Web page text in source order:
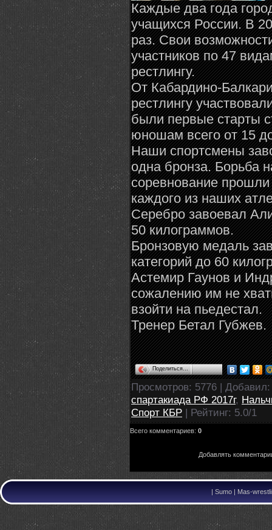
Каждые два года
учащихся России. В
раз. Свои
участников по 47
рестлингу.
От Кабардино-
рестлингу
были первые старты
юношам всего от 15
Наши спортсмены
одна бронза. Борьба
соревнование прошли
каждого из наших
Серебро завоевал
50 килограммов.
Бронзовую медаль
категорий до 60
Астемир Гаунов и
сожалению им не
взойти на пьедестал.
Тренер Бетал Губжев.
Поделиться…
Просмотров: 5776 | Добавил
спартакиада РФ 2017г,
Спорт КБР | Рейтинг: 5.0/1
Всего комментариев: 0
Добавлять
| Sumo | Mas-